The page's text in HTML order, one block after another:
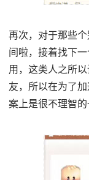
再次，对于那些
间啦，接着找下
用，这类人之所
友，所以在为了
案上是很不理智的